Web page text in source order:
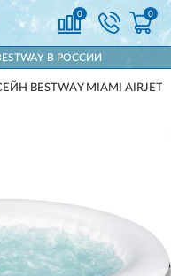
0 0
В РОССИИ
BESTWAY MIAMI